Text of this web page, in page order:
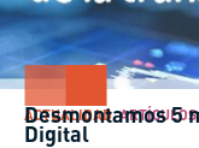
ACTUALIDAD,ARTÍCULOS
Desmontamos 5
Digital